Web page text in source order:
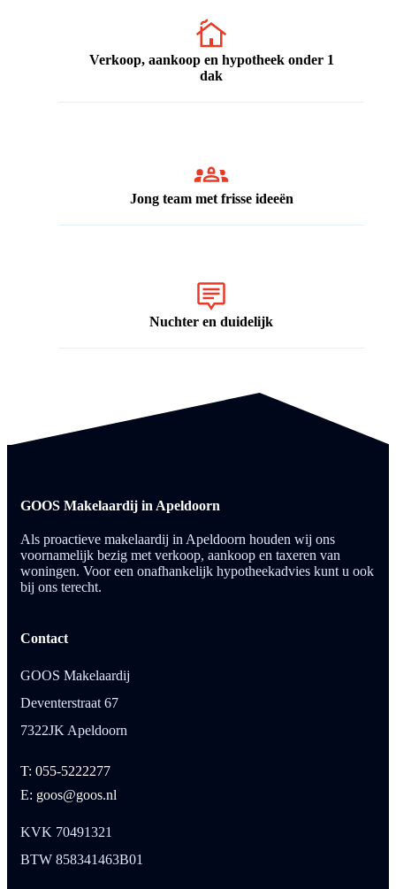
Verkoop, aankoop en hypotheek onder 1
dak
Jong team met frisse ideeën
Nuchter en duidelijk
GOOS Makelaardij in Apeldoorn
Als proactieve makelaardij in Apeldoorn houden wij ons
voornamelijk bezig met verkoop, aankoop en taxeren van
woningen. Voor een onafhankelijk hypotheekadvies kunt u ook
bij ons terecht.
Contact
GOOS Makelaardij
Deventerstraat 67
7322JK Apeldoorn
T: 055-5222277
E: goos@goos.nl
KVK 70491321
BTW 858341463B01